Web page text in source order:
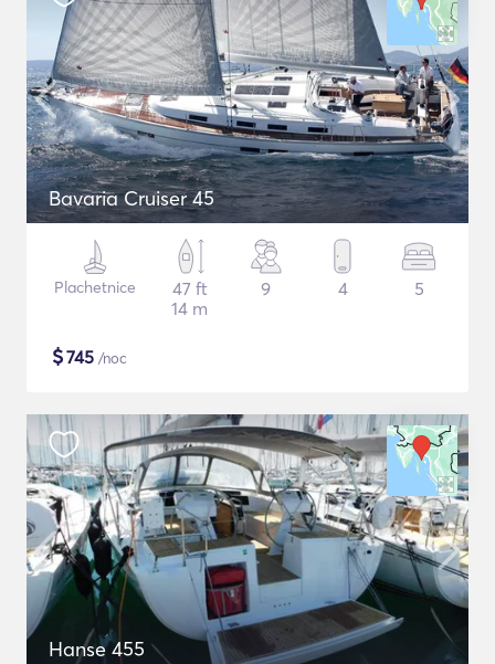
Bavaria Cruiser 45
Plachetnice
47 ft
14 m
9 4 5
$745 /noc
Hanse 455